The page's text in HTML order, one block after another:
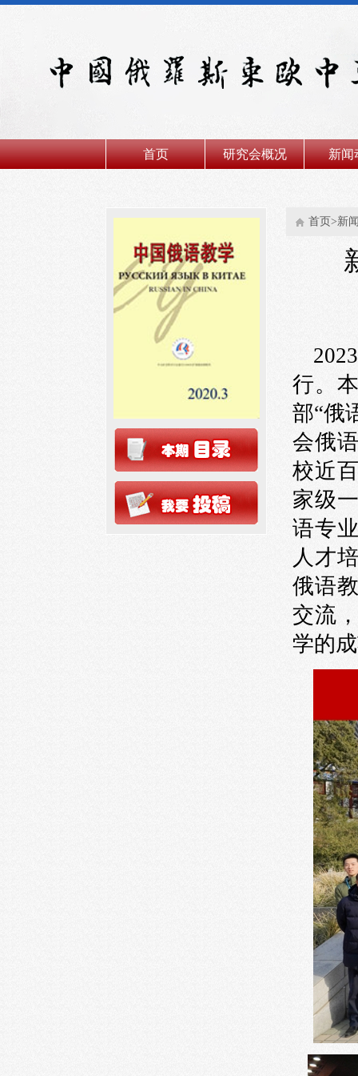
首页 研究会概况 新闻
首页>新
行。
部“俄
会俄
校近
家级
语专
人才
俄语
交流
学的